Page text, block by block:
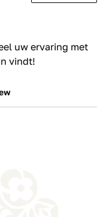
uw ervaring met
vindt!